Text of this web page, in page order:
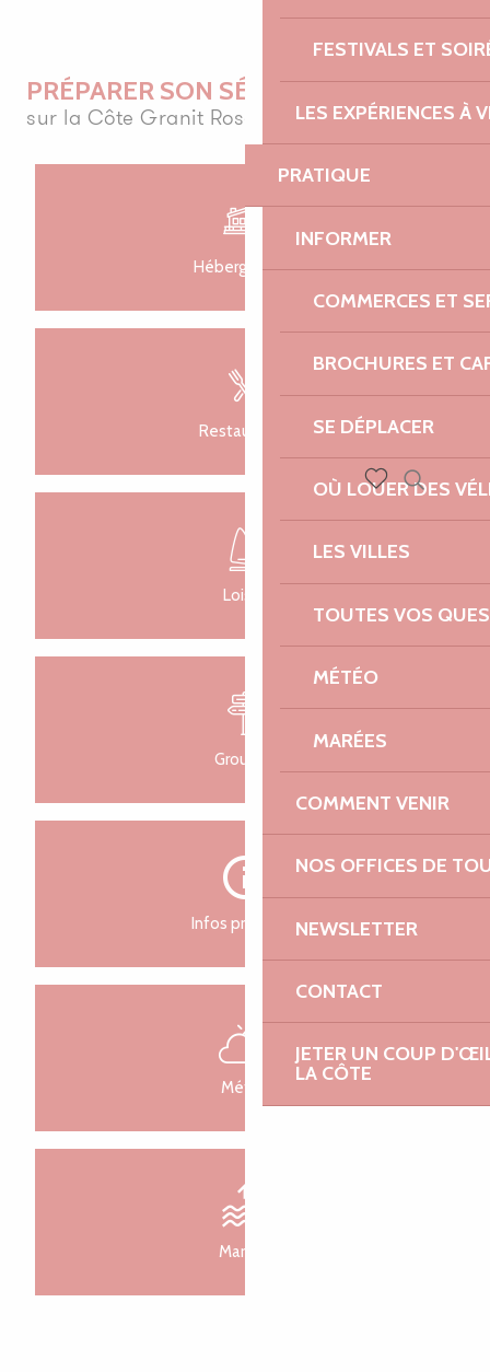
FESTIVALS ET
LES EXPÉRIENCES À
PRATIQUE
INFORMER
COMMERCES ET
BROCHURES ET
SE DÉPLACER
OÙ LOUER DES
LES VILLES
TOUTES VOS
MÉTÉO
MARÉES
COMMENT VENIR
NOS OFFICES DE
NEWSLETTER
CONTACT
JETER UN COUP
LA CÔTE
PRÉPARER SON SÉJOUR
sur la Côte Granit Rose
Hébergement
Restauration
Loisirs
Groupes
Infos pratiques
Météo
Marées